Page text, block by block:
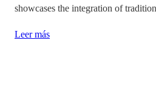
showcases the integration of
authenticity and cultural
Leer más